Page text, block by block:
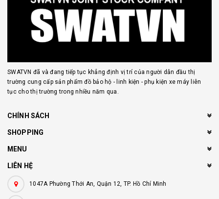
SWATVN đã và đang tiếp tục khẳng định vị trí của người dẫn đầu thị
trường cung cấp sản phẩm đồ bảo hộ - linh kiện - phụ kiện xe máy liên
tục cho thị trường trong nhiều năm qua.
CHÍNH SÁCH
SHOPPING
MENU
LIÊN HỆ
1047A Phường Thới An, Quận 12, TP. Hồ Chí Minh